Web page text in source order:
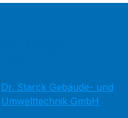
Dr. Starck Gebäude- und
Umwelttechnik GmbH